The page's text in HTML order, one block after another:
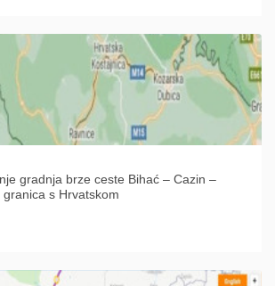
gradnja brze ceste Bihać – Cazin –
s Hrvatskom